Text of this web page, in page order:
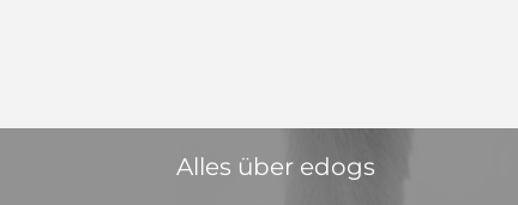
Alles über edogs